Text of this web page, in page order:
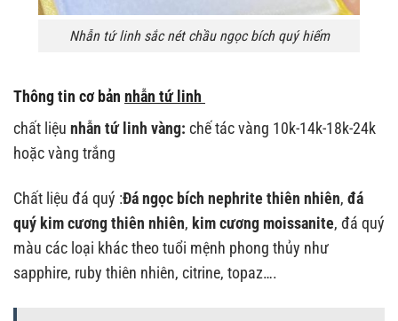
Nhẫn tứ linh sắc nét chầu ngọc bích quý hiếm
Thông tin cơ bản nhẫn tứ linh
chất liệu nhẫn tứ linh vàng: chế tác vàng 10k-14k-18k-24k
hoặc vàng trắng
Chất liệu đá quý :Đá ngọc bích nephrite thiên nhiên, đá
quý kim cương thiên nhiên, kim cương moissanite, đá quý
màu các loại khác theo tuổi mệnh phong thủy như
sapphire, ruby thiên nhiên, citrine, topaz….